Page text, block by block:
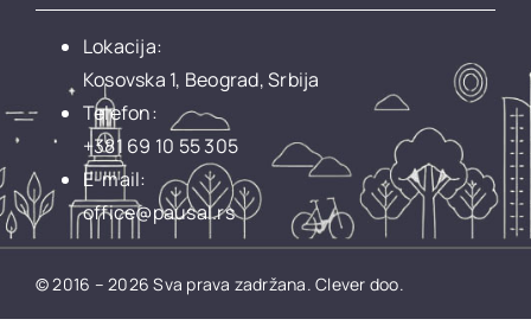
Lokacija:
Kosovska 1, Beograd, Srbija
Telefon:
+381 69 10 55 305
E-mail:
office@pausal.rs
© 2016 – 2026 Sva prava zadržana.Clever doo.